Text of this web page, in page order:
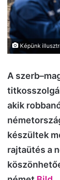
Képünk
A
akik
készültek
rajtaütés a